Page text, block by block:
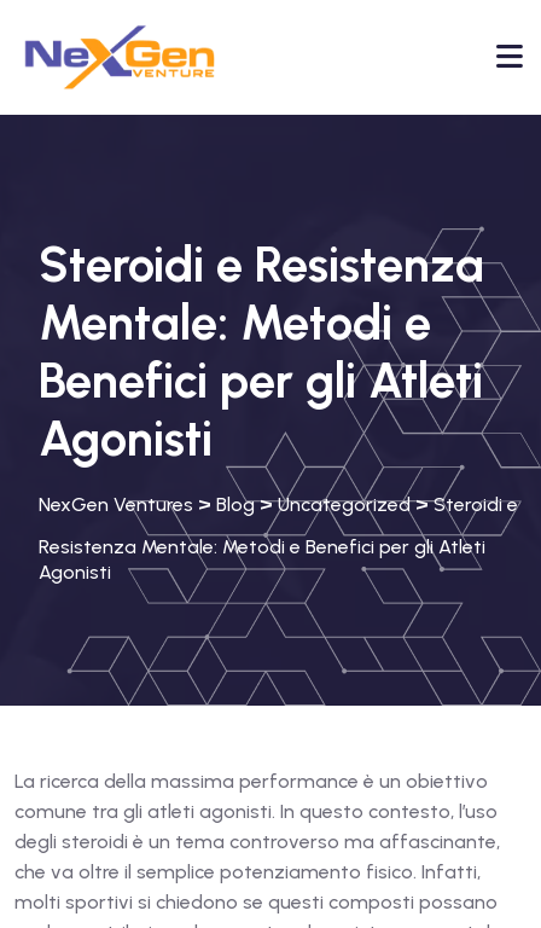
Steroidi e Resistenza
Mentale: Metodi e
Benefici per gli Atleti
Agonisti
NexGen Ventures > Blog>Uncategorized>Steroidi e
Resistenza Mentale: Metodi e Benefici per gli Atleti
Agonisti
La ricerca della massima performance è un obiettivo
comune tra gli atleti agonisti. In questo contesto, l’uso
degli steroidi è un tema controverso ma affascinante,
che va oltre il semplice potenziamento fisico. Infatti,
molti sportivi si chiedono se questi composti possano